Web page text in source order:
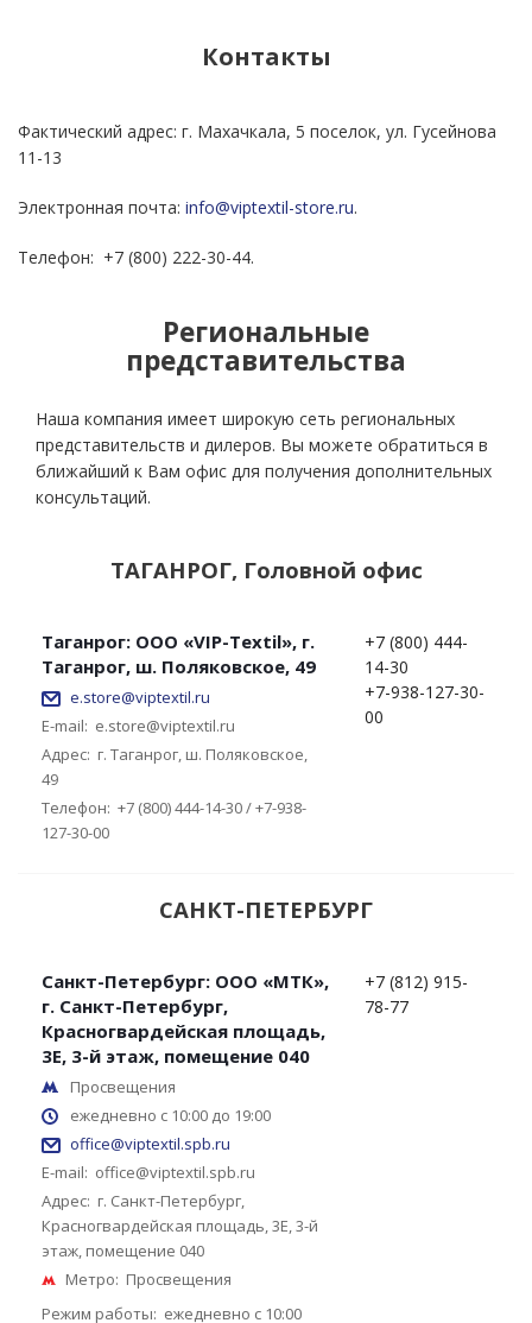
Контакты
Фактический адрес: г. Махачкала, 5 поселок, ул. Гусейнова
11-13
Электронная почта: info@viptextil-store.ru.
Телефон: +7 (800) 222-30-44.
Региональные
представительства
Наша компания имеет широкую сеть региональных
представительств и дилеров. Вы можете обратиться в
ближайший к Вам офис для получения дополнительных
консультаций.
ТАГАНРОГ, Головной офис
Таганрог: ООО «VIP-Textil», г.
Таганрог, ш. Поляковское, 49
e.store@viptextil.ru
E-mail: e.store@viptextil.ru
Адрес: г. Таганрог, ш. Поляковское,
49
Телефон: +7 (800) 444-14-30 / +7-938-
127-30-00
+7 (800) 444-
14-30
+7-938-127-30-
00
САНКТ-ПЕТЕРБУРГ
Санкт-Петербург: ООО «МТК»,
г. Санкт-Петербург,
Красногвардейская площадь,
3Е, 3-й этаж, помещение 040
Просвещения
ежедневно с 10:00 до 19:00
office@viptextil.spb.ru
E-mail: office@viptextil.spb.ru
Адрес: г. Санкт-Петербург,
Красногвардейская площадь, 3Е, 3-й
этаж, помещение 040
Метро: Просвещения
Режим работы: ежедневно с 10:00
+7 (812) 915-
78-77